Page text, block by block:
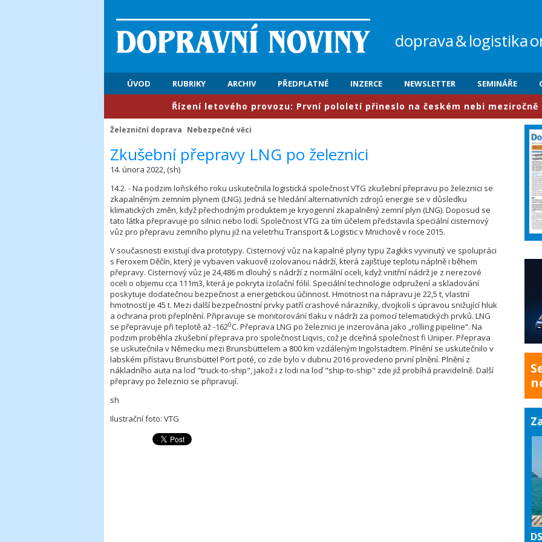
doprava&logistika
ÚVOD RUBRIKY ARCHIV PŘEDPLATNÉ INZERCE NEWSLETTER SEMINÁŘE
​Řízení letového provozu: První pololetí přineslo na českém nebi meziročně
Železniční doprava Nebezpečné věci
Zkušební přepravy LNG po železnici
14. února 2022, (sh)
14.2. - Na podzim loňského roku uskutečnila logistická společnost VTG zkušební přepravu po železnici se
zkapalněným zemním plynem (LNG). Jedná se hledání alternativních zdrojů energie se v důsledku
klimatických změn, když přechodným produktem je kryogenní zkapalněný zemní plyn (LNG). Doposud se
tato látka přepravuje po silnici nebo lodí. Společnost VTG za tím účelem představila speciální cisternový
vůz pro přepravu zemního plynu již na veletrhu Transport & Logistic v Mnichově v roce 2015.
V současnosti existují dva prototypy. Cisternový vůz na kapalné plyny typu Zagkks vyvinutý ve spolupráci
s Feroxem Děčín, který je vybaven vakuově izolovanou nádrží, která zajišťuje teplotu náplně i během
přepravy. Cisternový vůz je 24,486 m dlouhý s nádrží z normální oceli, když vnitřní nádrž je z nerezové
oceli o objemu cca 111m3, která je pokryta izolační fólií. Speciální technologie odpružení a skladování
poskytuje dodatečnou bezpečnost a energetickou účinnost. Hmotnost na nápravu je 22,5 t, vlastní
hmotností je 45 t. Mezi další bezpečnostní prvky patří crashové nárazníky, dvojkolí s úpravou snižující hluk
a ochrana proti přeplnění. Připravuje se monitorování tlaku v nádrži za pomocí telematických prvků. LNG
se přepravuje při teplotě až -1620C. Přeprava LNG po železnici je inzerována jako „rolling pipeline“. Na
podzim proběhla zkušební přeprava pro společnost Liqvis, což je dceřiná společnost fi Uniper. Přeprava
se uskutečnila v Německu mezi Brunsbüttelem a 800 km vzdáleným Ingolstadtem. Plnění se uskutečnilo v
labském přístavu Brunsbüttel Port poté, co zde bylo v dubnu 2016 provedeno první plnění. Plnění z
nákladního auta na loď "truck-to-ship", jakož i z lodi na loď "ship-to-ship" zde již probíhá pravidelně. Další
přepravy po železnici se připravují.
sh
Ilustrační foto: VTG